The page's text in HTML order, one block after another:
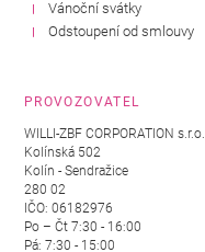
Vánoční svátky
Odstoupení od smlouvy
PROVOZOVATEL
WILLI-ZBF CORPORATION s.r.o.
Kolínská 502
Kolín - Sendražice
280 02
IČO: 06182976
Po – Čt 7:30 - 16:00
Pá: 7:30 - 15:00